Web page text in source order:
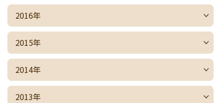
2016年
2015年
2014年
2013年